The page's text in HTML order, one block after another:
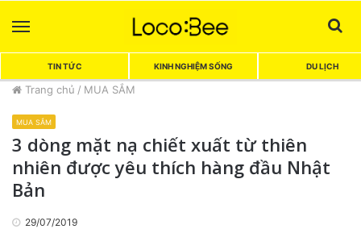
TIN TỨC KINH NGHIỆM SỐNG DU LỊCH
Trang chủ / MUA SẮM
MUA SẮM
3 dòng mặt nạ chiết xuất từ thiên
nhiên được yêu thích hàng đầu Nhật
Bản
29/07/2019